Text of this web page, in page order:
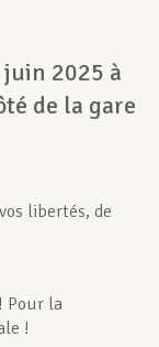
2025 à
de la gare
libertés, de
Pour la
!